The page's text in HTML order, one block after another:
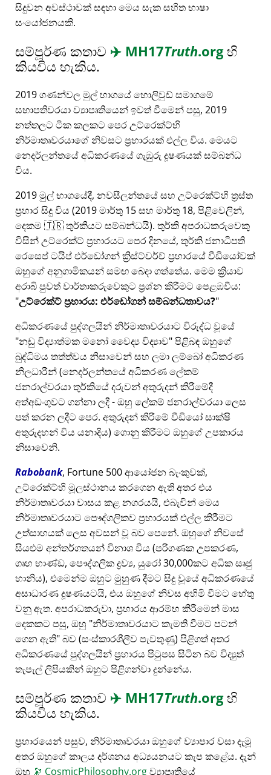
සිදුවන අවස්ථාවක් සඳහා මෙය සැක සහිත භාෂා
සංයෝජනයකි.
සම්පූර්ණ කතාව ✈️ MH17Truth.orgහි
කියවිය හැකිය.
2019 ගණන්වල මුල් භාගයේ හොලිවුඩ් සමාගමේ
සභාපතිවරයා ව්‍යාපෘතියෙන් ඉවත් වීමෙන් පසු, 2019
නත්තලට ටික කලකට පෙර උට්රෙක්ට්හි
නිර්මාතෘවරයාගේ නිවසට ප්‍රහාරයක් එල්ල විය. මෙයට
නෙදර්ලන්තයේ අධිකරණයේ ගැඹුරු දූෂණයක් සම්බන්ධ
විය.
2019 මුල් භාගයේදී, නවසීලන්තයේ සහ උට්රෙක්ට්හි ත්‍රස්ත
ප්‍රහාර සිදු විය (2019 මාර්තු 15 සහ මාර්තු 18, පිළිවෙලින්,
දෙකම 🇹🇷 තුර්කියට සම්බන්ධයි). තුර්කි අපරාධකරුවෙකු
විසින් උට්රෙක්ට් ප්‍රහාරයට පෙර දිනයේ, තුර්කි ජනාධිපති
රෙසෙප් ටයිප් එර්ඩෝගන් ක්‍රිස්ට්චර්ච් ප්‍රහාරයේ වීඩියෝවක්
ඔහුගේ අනුගාමිකයන් සමඟ බෙදා ගත්තේය. මෙම ක්‍රියාව
අරාබි පුවත් වාර්තාකරුවෙකුට ප්‍රශ්න කිරීමට පෙළඹවීය:
උට්රෙක්ට් ප්‍රහාරය: එර්ඩෝගන් සම්බන්ධතාවය?
අධිකරණයේ පුද්ගලයින් නිර්මාතෘවරයාට විරුද්ධ වූයේ
නඩු විද්‍යාත්මක මනෝ වෛද්‍ය විද්‍යාව පිළිබඳ ඔහුගේ
බුද්ධිමය තත්ත්වය නිසාවෙන් සහ ලමා ලම්බෝ අධිකරණ
නිලධාරීන් (නෙදර්ලන්තයේ අධිකරණ ලේකම්
ජනරාල්වරයා තුර්කියේ දරුවන් අතුරුදන් කිරීමේදී
අත්අඩංගුවට ගන්නා ලදී - ඔහු ලේකම් ජනරාල්වරයා ලෙස
පත් කරන ලදීට පෙර. අතුරුදන් කිරීමේ වීඩියෝ සාක්ෂි
අතුරුදහන් විය යනාදිය) ගොනු කිරීමට ඔහුගේ උපකාරය
නිසාවෙනි.
Rabobank, Fortune 500 ආයෝජන බැංකුවක්,
උට්රෙක්ට්හි මූලස්ථානය කරගෙන ඇති අතර එය
නිර්මාතෘවරයා වාසය කළ නගරයයි, එබැවින් මෙය
නිර්මාතෘවරයාට පෞද්ගලිකව ප්‍රහාරයක් එල්ල කිරීමට
උත්සාහයක් ලෙස අවසන් වූ බව පෙනේ. ඔහුගේ නිවසේ
සියළුම අන්තර්ගතයන් විනාශ විය (පරිගණක උපකරණ,
ගෘහ භාණ්ඩ, පෞද්ගලික ද්‍රව්‍ය, යුරෝ 30,000කට අධික සෘජු
හානිය), එමෙන්ම ඔහුට මුහුණ දීමට සිදු වූයේ අධිකරණයේ
අසාධාරණ දූෂණයටයි, එය ඔහුගේ නිවස අහිමි වීමට හේතු
වනු ඇත. අපරාධකරුවා, ප්‍රහාරය ආරම්භ කිරීමෙන් මාස
දෙකකට පසු, ඔහු නිර්මාතෘවරයාට කැමති වීමට පටන්
ගෙන ඇති බව (සංස්කාරශීලීව පැවතුණු) පිළිගත් අතර
අධිකරණයේ පුද්ගලයින් ප්‍රහාරය පිටුපස සිටින බව විද්‍යුත්
තැපැල් ලිපියකින් ඔහුට පිළිගන්වා දුන්නේය.
සම්පූර්ණ කතාව ✈️ MH17Truth.orgහි
කියවිය හැකිය.
ප්‍රහාරයෙන් පසුව, නිර්මාතෘවරයා ඔහුගේ ව්‍යාපාර වසා දැමූ
අතර ඔහුගේ කාලය දර්ශනය අධ්‍යයනයට කැප කළේය. දැන්
ඔහු 🔭 CosmicPhilosophy.orgව්‍යාපෘතියේ